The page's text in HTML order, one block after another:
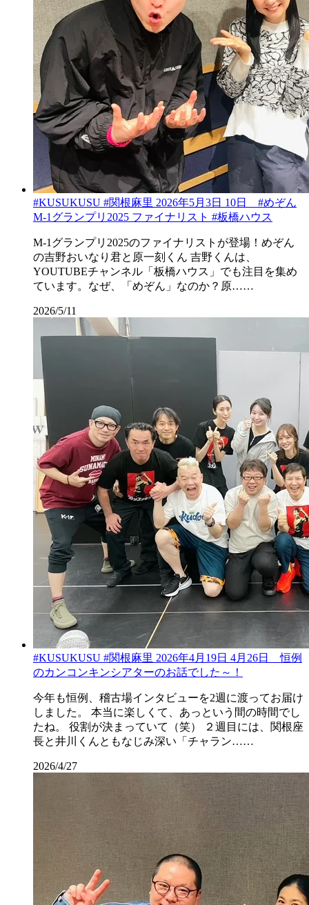
#KUSUKUSU #関根麻里 2026年5月3日 10日 #めぞん
M-1グランプリ2025 ファイナリスト #板橋ハウス
M-1グランプリ2025のファイナリストが登場！めぞん
の吉野おいなり君と原一刻くん 吉野くんは、
YOUTUBEチャンネル「板橋ハウス」でも注目を集め
ています。なぜ、「めぞん」なのか？原……
2026/5/11
#KUSUKUSU #関根麻里 2026年4月19日 4月26日 恒例
のカンコンキンシアターのお話でした～！
今年も恒例、稽古場インタビューを2週に渡ってお届け
しました。 本当に楽しくて、あっという間の時間でし
たね。 役割が決まっていて（笑） ２週目には、関根座
長と井川くんともなじみ深い「チャラン……
2026/4/27